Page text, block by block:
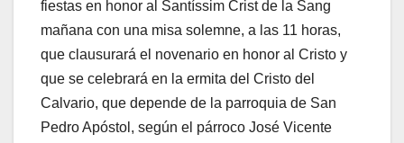
fiestas en honor al Santíssim Crist de la Sang
mañana con una misa solemne, a las 11 horas,
que clausurará el novenario en honor al Cristo y
que se celebrará en la ermita del Cristo del
Calvario, que depende de la parroquia de San
Pedro Apóstol, según el párroco José Vicente